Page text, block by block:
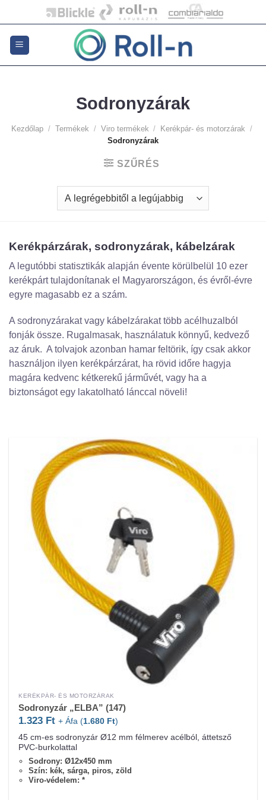
to
content
Sodronyzárak
Kezdőlap / Termékek / Viro termékek / Kerékpár- és motorzárak /
Sodronyzárak
SZŰRÉS
Kerékpárzárak, sodronyzárak, kábelzárak
A legutóbbi statisztikák alapján évente körülbelül 10 ezer
kerékpárt tulajdonítanak el Magyarországon, és évről-évre
egyre magasabb ez a szám.
A sodronyzárakat vagy kábelzárakat több acélhuzalból
fonják össze. Rugalmasak, használatuk könnyű, kedvező
az áruk. A tolvajok azonban hamar feltörik, így csak akkor
használjon ilyen kerékpárzárat, ha rövid időre hagyja
magára kedvenc kétkerekű járművét, vagy ha a
biztonságot egy lakatolható lánccal növeli!
KERÉKPÁR- ÉS MOTORZÁRAK
Sodronyzár „ELBA” (147)
1.323 Ft + Áfa (1.680 Ft)
45 cm-es sodronyzár Ø12 mm félmerev acélból, áttetsző
PVC-burkolattal
Sodrony: Ø12x450 mm
Szín: kék, sárga, piros, zöld
Viro-védelem: *